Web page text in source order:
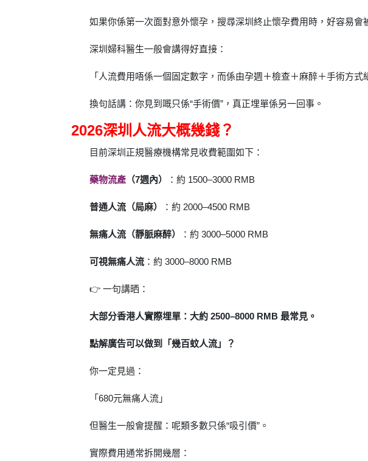
如果你係第一次面對意外懷孕，搜尋深圳終止懷孕費用時，好容易會
深圳婦科醫生一般會講得好直接：
「人流費用唔係一個固定數字，而係由孕週＋檢查＋麻醉＋手術方式
換句話講：你見到嘅只係“手術價”，真正埋單係另一回事。
2026深圳人流大概幾錢？
目前深圳正規醫療機構常見收費範圍如下：
藥物流產 （7週內） ：約 1500–3000 RMB
普通人流（局麻） ：約 2000–4500 RMB
無痛人流（靜脈麻醉） ：約 3000–5000 RMB
可視無痛人流 ：約 3000–8000 RMB
👉 一句講晒：
大部分香港人實際埋單：大約 2500–8000 RMB 最常見。
點解廣告可以做到「幾百蚊人流」？
你一定見過：
「680元無痛人流」
但醫生一般會提醒：呢類多數只係“吸引價”。
實際費用通常拆開幾層：